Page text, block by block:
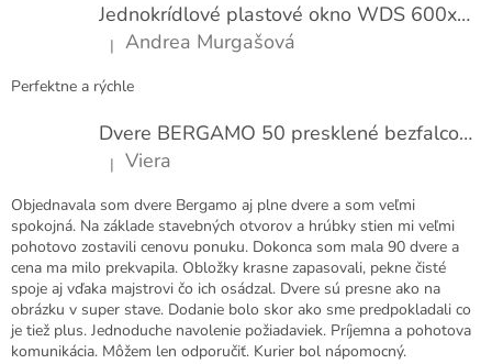
Jednokrídlové plastové okno WDS 600x1000
Hodnotenie produktu je 5 z 5 hviezdičiek.
| Andrea Murgašová
Perfektne a rýchle
Dvere BERGAMO 50 presklené bezfalcové EXTRA
Hodnotenie produktu je 5 z 5 hviezdičiek.
| Viera
Objednavala som dvere Bergamo aj plne dvere a som veľmi
spokojná. Na základe stavebných otvorov a hrúbky stien mi veľmi
pohotovo zostavili cenovu ponuku. Dokonca som mala 90 dvere a
cena ma milo prekvapila. Obložky krasne zapasovali, pekne čisté
spoje aj vďaka majstrovi čo ich osádzal. Dvere sú presne ako na
obrázku v super stave. Dodanie bolo skor ako sme predpokladali co
je tiež plus. Jednoduche navolenie požiadaviek. Príjemna a pohotova
komunikácia. Môžem len odporučiť. Kurier bol nápomocný.